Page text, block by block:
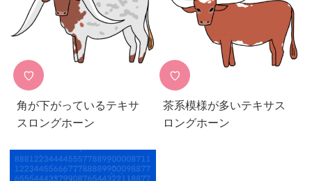
♡
角が下がっているテキサ
スロングホーン
♡
茶系模様が多いテキサス
ロングホーン